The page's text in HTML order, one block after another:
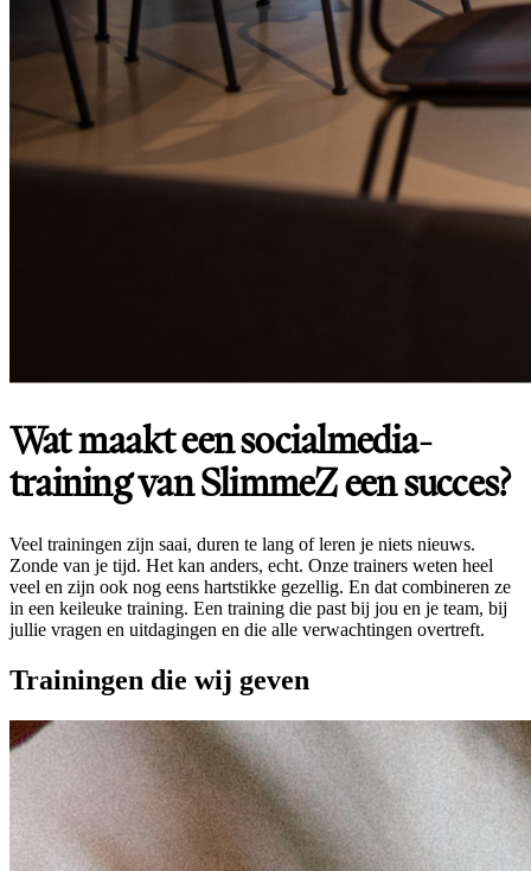
Wat maakt een socialmedia-
training van SlimmeZ een succes?
Veel trainingen zijn saai, duren te lang of leren je niets nieuws.
Zonde van je tijd. Het kan anders, echt. Onze trainers weten heel
veel en zijn ook nog eens hartstikke gezellig. En dat combineren ze
in een keileuke training. Een training die past bij jou en je team, bij
jullie vragen en uitdagingen en die alle verwachtingen overtreft.
Trainingen die wij geven